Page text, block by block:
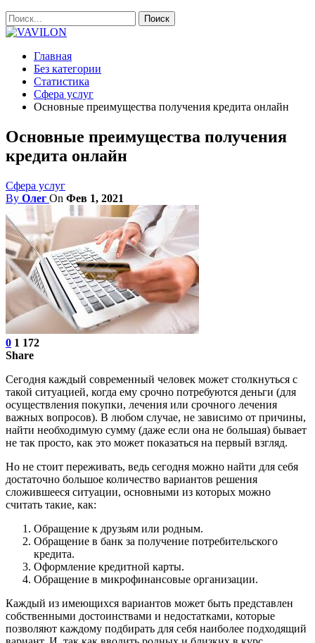
Главная
Без категории
Статистика
Сфера услуг
Основные преимущества получения кредита онлайн
Основные преимущества получения
кредита онлайн
Сфера услуг
By Олег On Фев 1, 2021
0 1 172
Share
Сегодня каждый современный человек может столкнуться с
такой ситуацией, когда ему срочно потребуются деньги (для
осуществления покупки, лечения или срочного лечения
важных вопросов). В любом случае, не зависимо от причины,
найти необходимую сумму (даже если она не большая) бывает
не так просто, как это может показаться на первый взгляд.
Но не стоит переживать, ведь сегодня можно найти для себя
достаточно большое количество вариантов решения
сложившееся ситуации, основными из которых можно
считать такие, как:
Обращение к друзьям или родным.
Обращение в банк за получение потребительского
кредита.
Оформление кредитной карты.
Обращение в микрофинансовые организации.
Каждый из имеющихся вариантов может быть представлен
собственными достоинствами и недостатками, которые
позволяют каждому подбирать для себя наиболее подходящий